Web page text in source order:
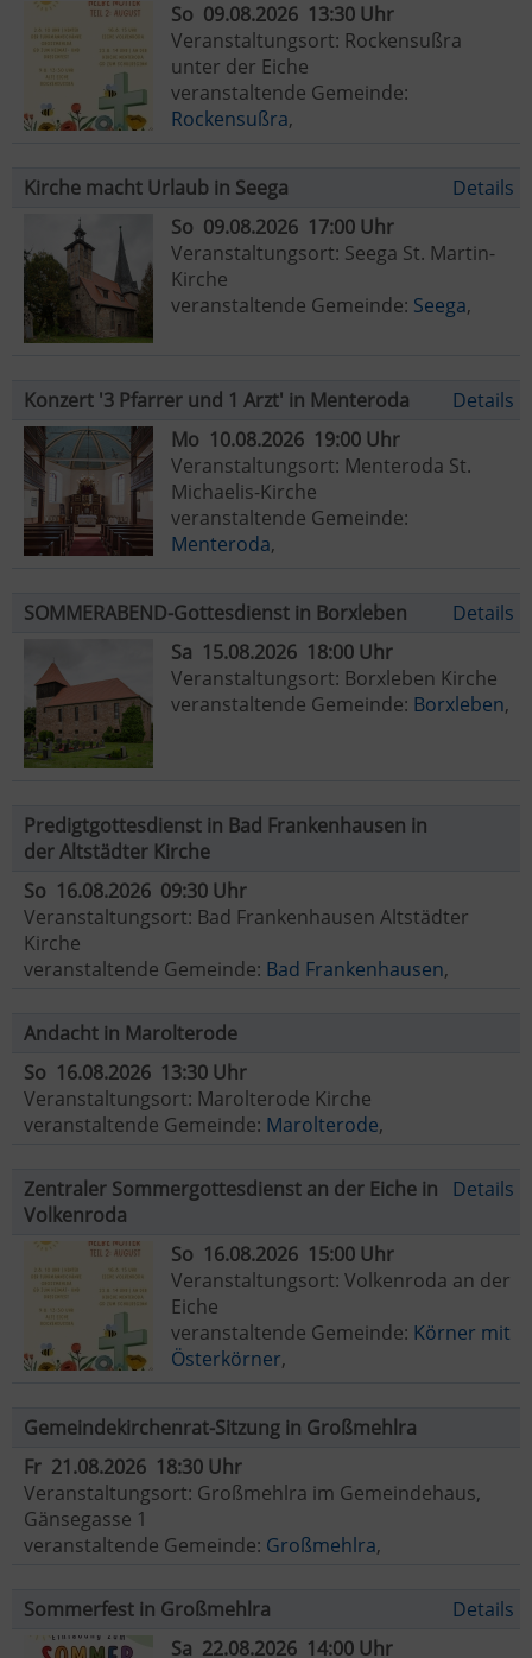
So 09.08.2026 13:30 Uhr
Veranstaltungsort: Rockensußra
unter der Eiche
veranstaltende Gemeinde:
Rockensußra,
Kirche macht Urlaub in Seega
Details
So 09.08.2026 17:00 Uhr
Veranstaltungsort: Seega St. Martin-
Kirche
veranstaltende Gemeinde: Seega,
Konzert '3 Pfarrer und 1 Arzt' in Menteroda
Details
Mo 10.08.2026 19:00 Uhr
Veranstaltungsort: Menteroda St.
Michaelis-Kirche
veranstaltende Gemeinde:
Menteroda,
SOMMERABEND-Gottesdienst in Borxleben
Details
Sa 15.08.2026 18:00 Uhr
Veranstaltungsort: Borxleben Kirche
veranstaltende Gemeinde: Borxleben,
Predigtgottesdienst in Bad Frankenhausen in
der Altstädter Kirche
So 16.08.2026 09:30 Uhr
Veranstaltungsort: Bad Frankenhausen Altstädter
Kirche
veranstaltende Gemeinde: Bad Frankenhausen,
Andacht in Marolterode
So 16.08.2026 13:30 Uhr
Veranstaltungsort: Marolterode Kirche
veranstaltende Gemeinde: Marolterode,
Zentraler Sommergottesdienst an der Eiche in
Volkenroda
Details
So 16.08.2026 15:00 Uhr
Veranstaltungsort: Volkenroda an der
Eiche
veranstaltende Gemeinde: Körner mit
Österkörner,
Gemeindekirchenrat-Sitzung in Großmehlra
Fr 21.08.2026 18:30 Uhr
Veranstaltungsort: Großmehlra im Gemeindehaus,
Gänsegasse 1
veranstaltende Gemeinde: Großmehlra,
Sommerfest in Großmehlra
Details
Sa 22.08.2026 14:00 Uhr